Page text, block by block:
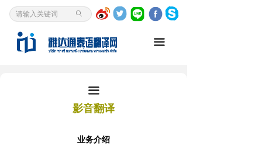
ꄙ
끀
首页
泰语翻译
끀
业务介绍
影音翻译